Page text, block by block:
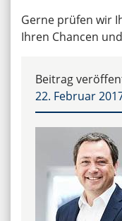
Gerne prüfen wir
Ihren Chancen
Beitrag
22. Februar